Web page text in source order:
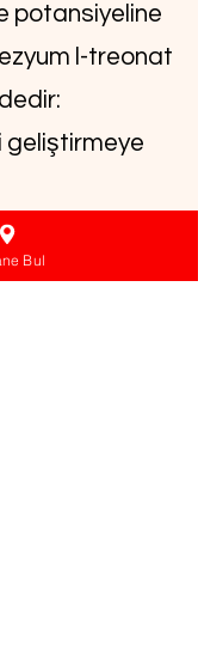
potansiyeline
l-treonat
geliştirmeye
ve stres
Bul